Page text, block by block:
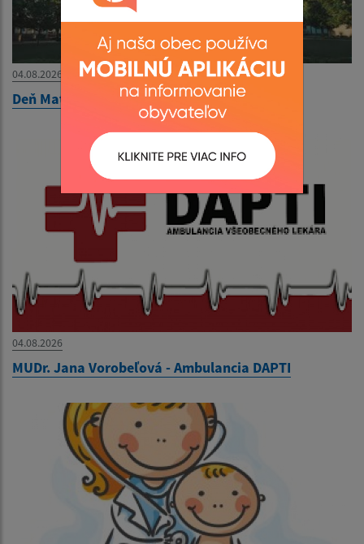
04.08.2026
Deň Matice slovenskej - 4. august
04.08.2026
MUDr. Jana Vorobeľová - Ambulancia DAPTI